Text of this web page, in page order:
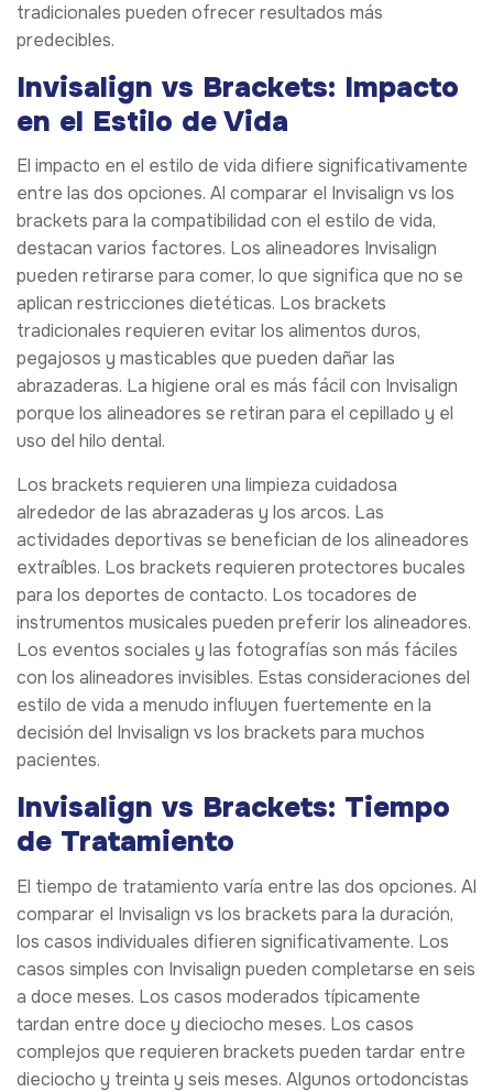
tradicionales pueden ofrecer resultados más
predecibles.
Invisalign vs Brackets: Impacto
en el Estilo de Vida
El impacto en el estilo de vida difiere significativamente
entre las dos opciones. Al comparar el Invisalign vs los
brackets para la compatibilidad con el estilo de vida,
destacan varios factores. Los alineadores Invisalign
pueden retirarse para comer, lo que significa que no se
aplican restricciones dietéticas. Los brackets
tradicionales requieren evitar los alimentos duros,
pegajosos y masticables que pueden dañar las
abrazaderas. La higiene oral es más fácil con Invisalign
porque los alineadores se retiran para el cepillado y el
uso del hilo dental.
Los brackets requieren una limpieza cuidadosa
alrededor de las abrazaderas y los arcos. Las
actividades deportivas se benefician de los alineadores
extraíbles. Los brackets requieren protectores bucales
para los deportes de contacto. Los tocadores de
instrumentos musicales pueden preferir los alineadores.
Los eventos sociales y las fotografías son más fáciles
con los alineadores invisibles. Estas consideraciones del
estilo de vida a menudo influyen fuertemente en la
decisión del Invisalign vs los brackets para muchos
pacientes.
Invisalign vs Brackets: Tiempo
de Tratamiento
El tiempo de tratamiento varía entre las dos opciones. Al
comparar el Invisalign vs los brackets para la duración,
los casos individuales difieren significativamente. Los
casos simples con Invisalign pueden completarse en seis
a doce meses. Los casos moderados típicamente
tardan entre doce y dieciocho meses. Los casos
complejos que requieren brackets pueden tardar entre
dieciocho y treinta y seis meses. Algunos ortodoncistas